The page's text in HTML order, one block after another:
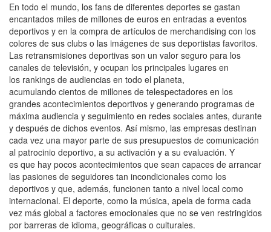
En todo el mundo, los fans de diferentes deportes se gastan
encantados miles de millones de euros en entradas a eventos
deportivos y en la compra de artículos de merchandising con los
colores de sus clubs o las imágenes de sus deportistas favoritos.
Las retransmisiones deportivas son un valor seguro para los
canales de televisión, y ocupan los principales lugares en
los rankings de audiencias en todo el planeta,
acumulando cientos de millones de telespectadores en los
grandes acontecimientos deportivos y generando programas de
máxima audiencia y seguimiento en redes sociales antes, durante
y después de dichos eventos. Así mismo, las empresas destinan
cada vez una mayor parte de sus presupuestos de comunicación
al patrocinio deportivo, a su activación y a su evaluación. Y
es que hay pocos acontecimientos que sean capaces de arrancar
las pasiones de seguidores tan incondicionales como los
deportivos y que, además, funcionen tanto a nivel local como
internacional. El deporte, como la música, apela de forma cada
vez más global a factores emocionales que no se ven restringidos
por barreras de idioma, geográficas o culturales.